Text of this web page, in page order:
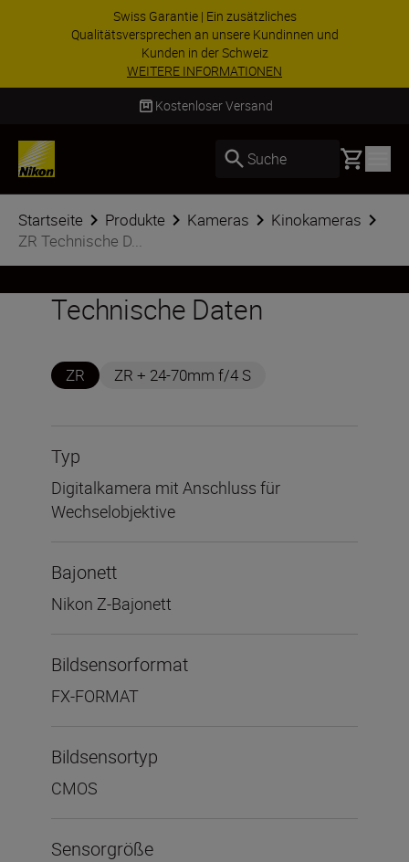
ZUBEHÖR IM ANGEBOT | Sparen Sie 15 % auf
ausgewähltes Zubehör und vervollständigen Sie
Ihre Ausrüstu...Jetzt einkaufen
Kostenloser Versand
Suche Basket
Startseite Produkte Kameras
Kinokameras
ZR Technische D...
Technische Daten
ZR ZR + 24-70mm f/4 S
Typ
Digitalkamera mit Anschluss für
Wechselobjektive
Bajonett
Nikon Z-Bajonett
Bildsensorformat
FX-FORMAT
Bildsensortyp
CMOS
Sensorgröße